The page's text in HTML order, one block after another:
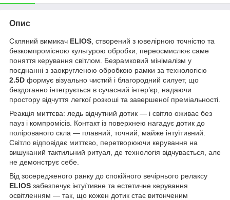
Опис
Скляний вимикач ELIOS , створений з ювелірною точністю та
безкомпромісною культурою обробки, переосмислює саме
поняття керування світлом. Безрамковий мінімалізм у
поєднанні з заокругленою обробкою рамки за технологією
2.5D формує візуально чистий і благородний силует, що
бездоганно інтегрується в сучасний інтер’єр, надаючи
простору відчуття легкої розкоші та завершеної преміальності.
Реакція миттєва: ледь відчутний дотик — і світло оживає без
пауз і компромісів. Контакт із поверхнею нагадує дотик до
полірованого скла — плавний, точний, майже інтуїтивний.
Світло відповідає миттєво, перетворюючи керування на
вишуканий тактильний ритуал, де технологія відчувається, але
не демонструє себе.
Від зосередженого ранку до спокійного вечірнього релаксу
ELIOS забезпечує інтуїтивне та естетичне керування
освітленням — так, що кожен дотик стає витонченим